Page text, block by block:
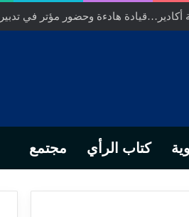
أكادير…قيادة هادءة وحضور مؤتر في
كتاب الرأي مجتمع